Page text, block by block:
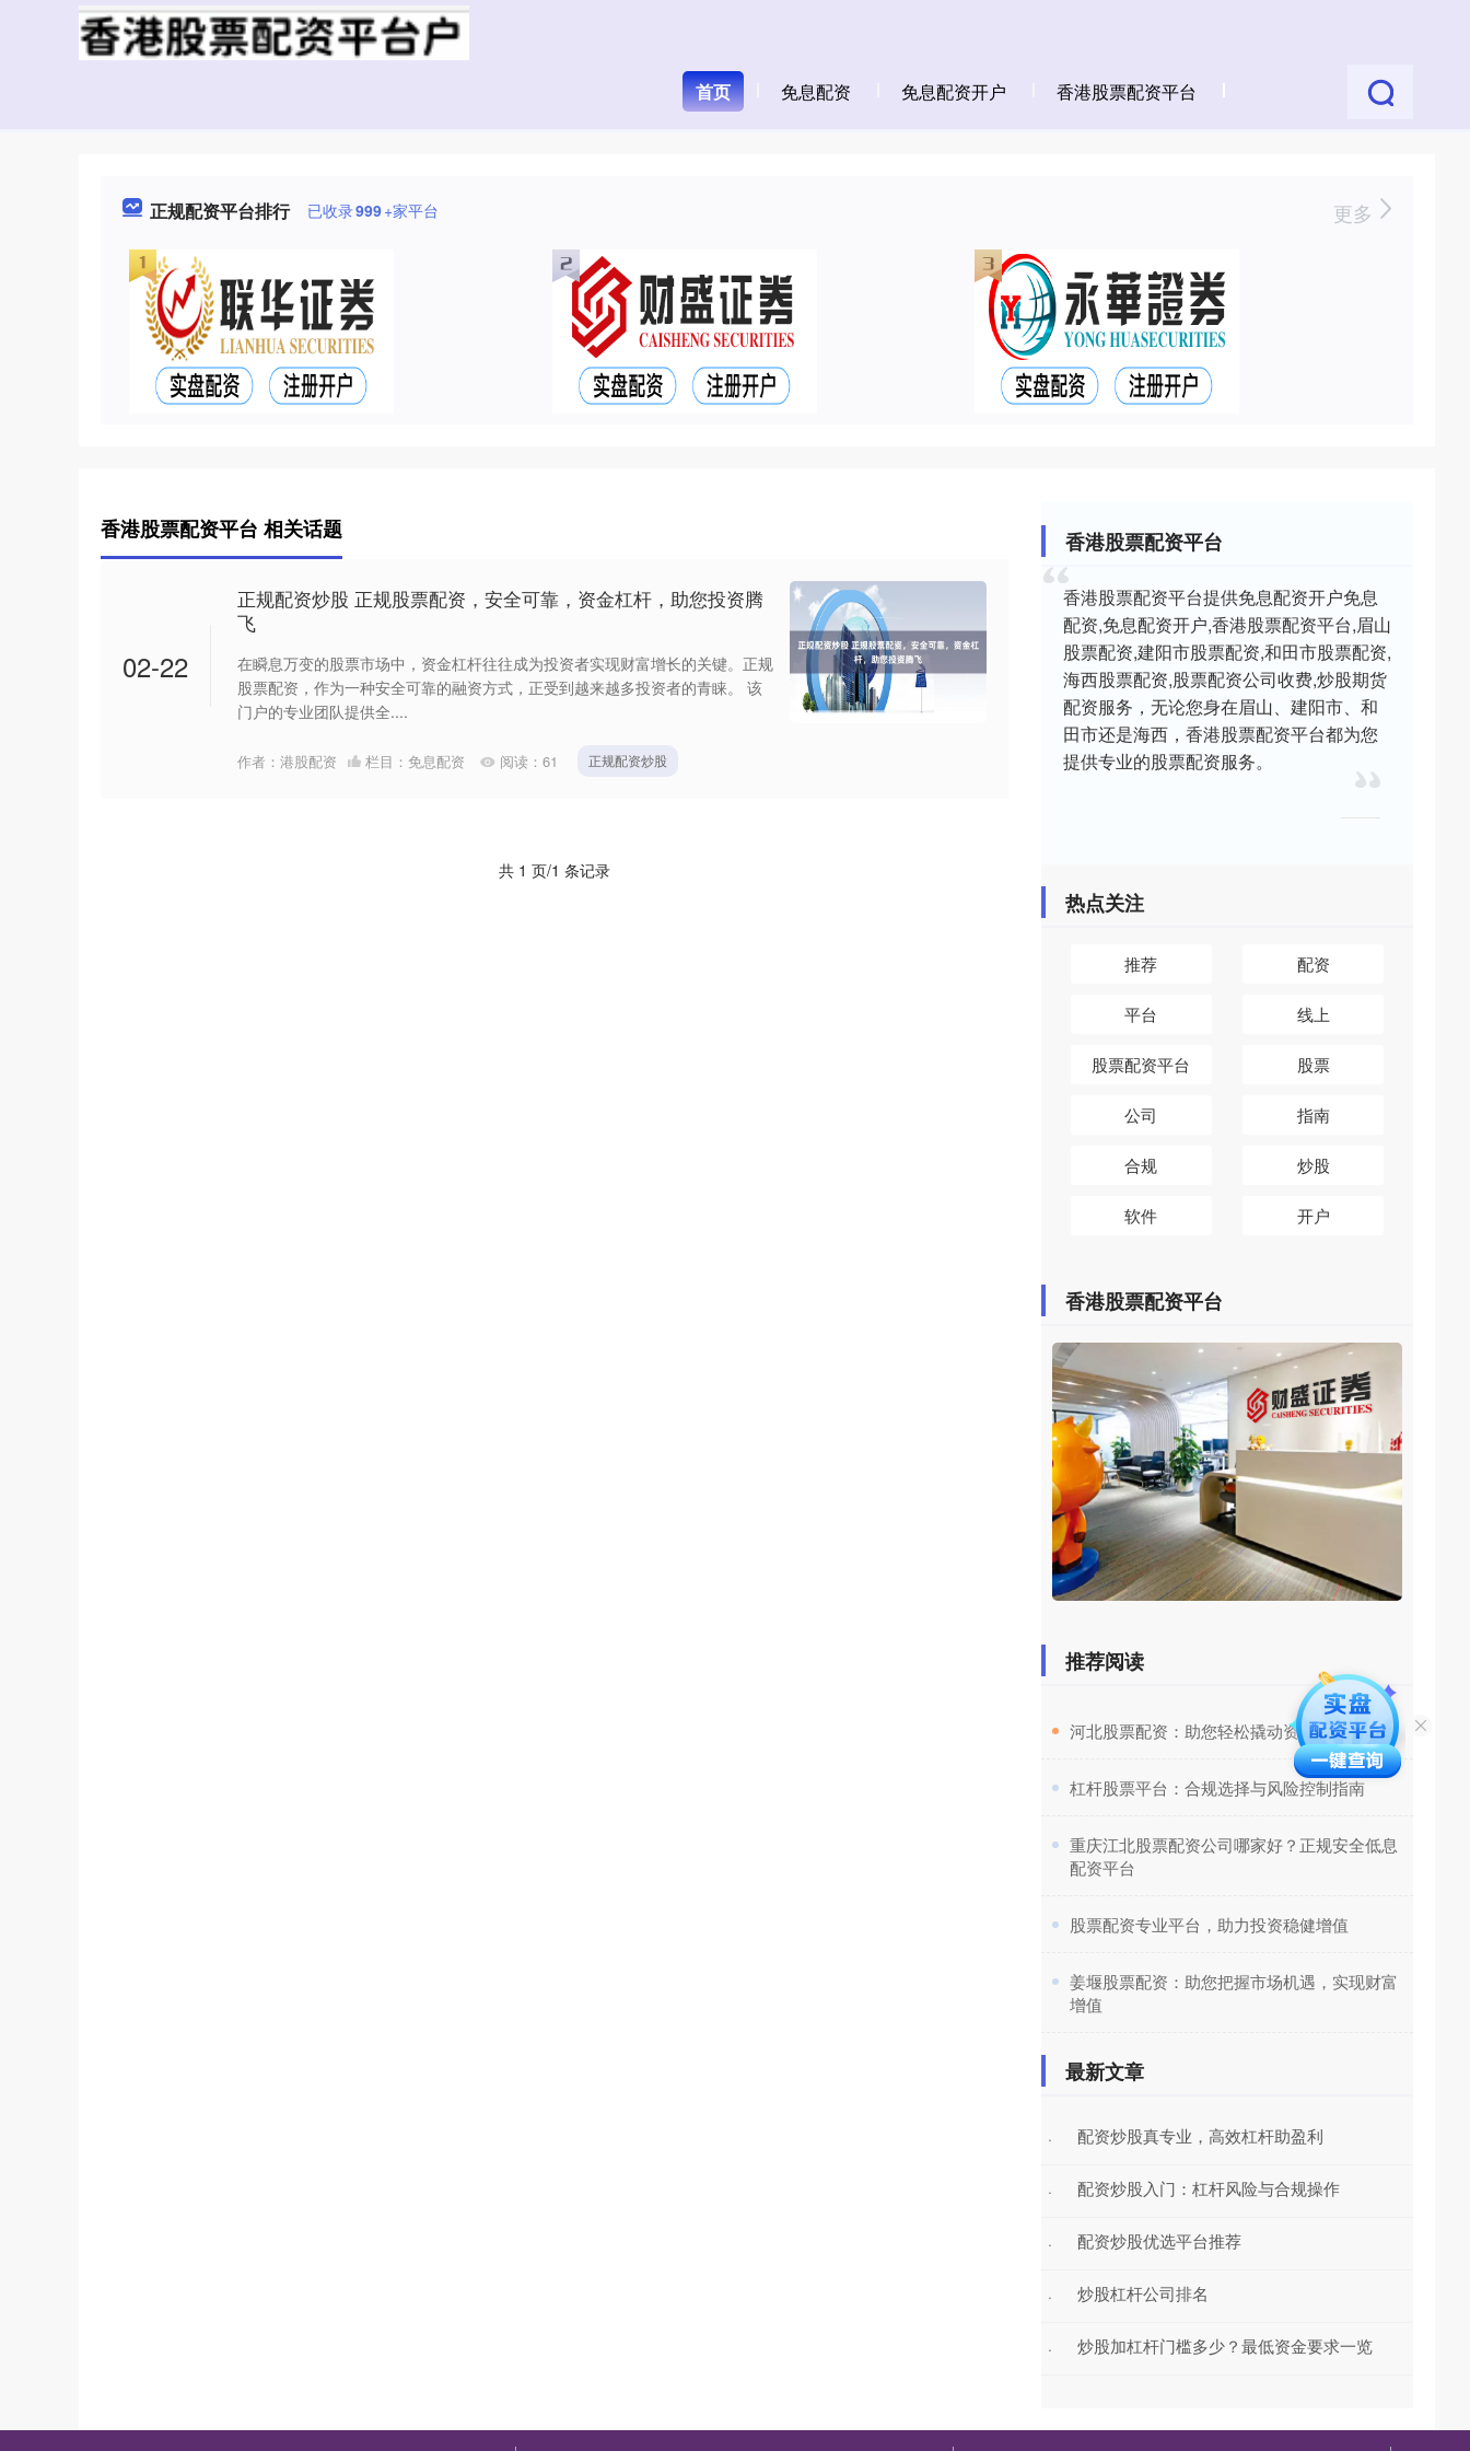
首页 免息配资 免息配资开户 香港股票配资平台
正规配资平台排行 已收录999+家平台 更多
香港股票配资平台 相关话题
02-22
正规配资炒股 正规股票配资，安全可靠，资金杠杆，助您投资腾
飞
在瞬息万变的股票市场中，资金杠杆往往成为投资者实现财富增长的关键。正规
股票配资，作为一种安全可靠的融资方式，正受到越来越多投资者的青睐。 该
门户的专业团队提供全....
作者：港股配资 栏目： 免息配资 阅读： 61 正规配资炒股
共 1 页/1 条记录
香港股票配资平台
香港股票配资平台提供免息配资开户免息
配资,免息配资开户,香港股票配资平台,眉山
股票配资,建阳市股票配资,和田市股票配资,
海西股票配资,股票配资公司收费,炒股期货
配资服务，无论您身在眉山、建阳市、和
田市还是海西，香港股票配资平台都为您
提供专业的股票配资服务。
热点关注
推荐 配资
平台 线上
股票配资平台 股票
公司 指南
合规 炒股
软件 开户
香港股票配资平台
推荐阅读
​河北股票配资：助您轻松撬动资本杠杆
​杠杆股票平台：合规选择与风险控制指南
​重庆江北股票配资公司哪家好？正规安全低息
配资平台
​股票配资专业平台，助力投资稳健增值
​姜堰股票配资：助您把握市场机遇，实现财富
增值
最新文章
· 配资炒股真专业，高效杠杆助盈利
· 配资炒股入门：杠杆风险与合规操作
· 配资炒股优选平台推荐
· 炒股杠杆公司排名
· 炒股加杠杆门槛多少？最低资金要求一览